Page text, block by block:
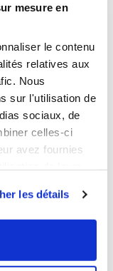
mesure en
le contenu
relatives aux
Nous
sur l'utilisation de
sociaux, de
celles-ci
avez fournies
les détails
wall container -
steel wheel
HT
500 L